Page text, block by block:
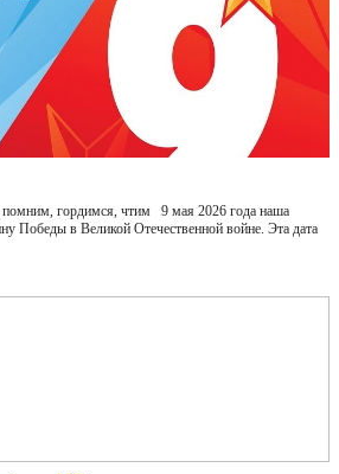
гордимся, чтим 9 мая 2026 года наша
Победы в Великой Отечественной войне. Эта дата